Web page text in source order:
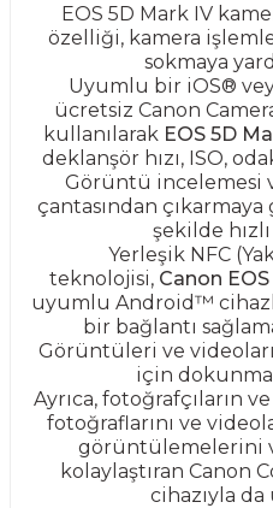
EOS 5D Mark IV
özelliği, kamera
sokmaya
Uyumlu bir iOS®
ücretsiz Canon
kullanılarak EOS 5D
deklanşör hızı, ISO,
Görüntü incelemesi
çantasından
şekilde
Yerleşik NFC
teknolojisi, Canon
uyumlu Android™
bir bağlantı
Görüntüleri ve
için
Ayrıca, fotoğrafçıların
fotoğraflarını ve
görüntülemelerini
kolaylaştıran Canon
cihazıyla